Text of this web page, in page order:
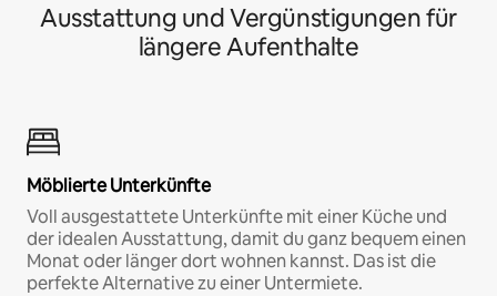
Ausstattung und Vergünstigungen für
längere Aufenthalte
Möblierte Unterkünfte
Voll ausgestattete Unterkünfte mit einer Küche und
der idealen Ausstattung, damit du ganz bequem einen
Monat oder länger dort wohnen kannst. Das ist die
perfekte Alternative zu einer Untermiete.